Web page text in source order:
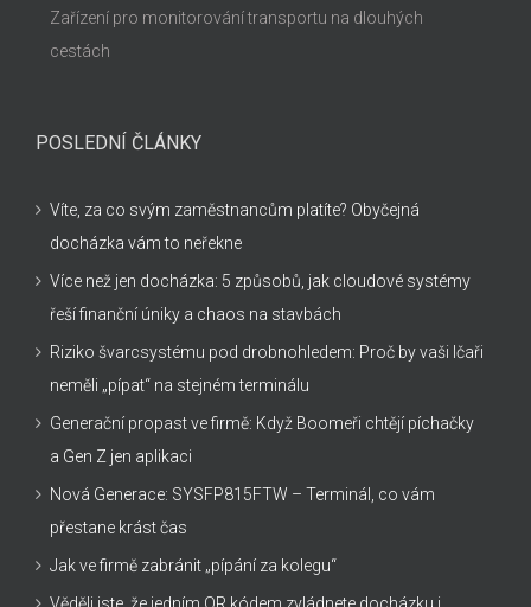
Zařízení pro monitorování transportu na dlouhých
cestách
POSLEDNÍ ČLÁNKY
Víte, za co svým zaměstnancům platíte? Obyčejná
docházka vám to neřekne
Více než jen docházka: 5 způsobů, jak cloudové systémy
řeší finanční úniky a chaos na stavbách
Riziko švarcsystému pod drobnohledem: Proč by vaši Ičaři
neměli „pípat“ na stejném terminálu
Generační propast ve firmě: Když Boomeři chtějí píchačky
a Gen Z jen aplikaci
Nová Generace: SYSFP815FTW – Terminál, co vám
přestane krást čas
Jak ve firmě zabránit „pípání za kolegu“